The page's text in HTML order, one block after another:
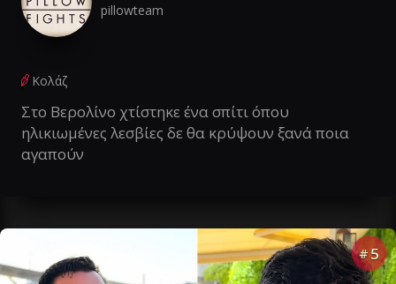
pillowteam
Κολάζ
Στο Βερολίνο χτίστηκε ένα σπίτι όπου
ηλικιωμένες λεσβίες δε θα κρύψουν ξανά ποια
αγαπούν
# 5